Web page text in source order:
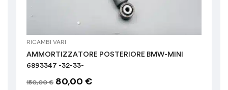
RICAMBI VARI
AMMORTIZZATORE POSTERIORE BMW-MINI
6893347 -32-33-
150,00€ 80,00 €